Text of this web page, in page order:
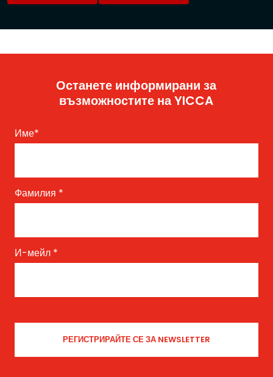
Останете информирани за
възможностите на YICCA
Име*
Фамилия *
И-мейл *